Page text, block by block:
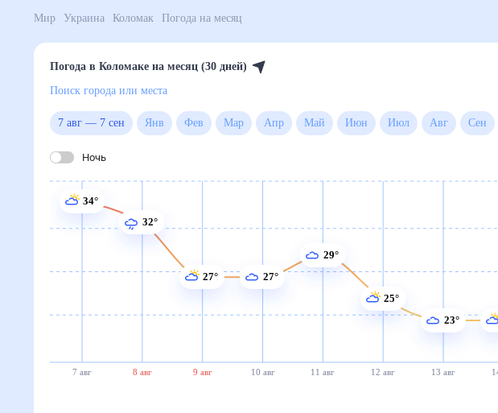
Мир Украина Коломак Погода на месяц
Погода в Коломаке на месяц (30 дней)
Поиск города или места
7 авг—7 сен Янв Фев Мар Апр Май Июн Июл Авг
Ночь
7 авг 8 авг 9 авг 10 авг 11 авг 12 авг 13 авг
34°
32°
27° 27°
29°
25°
23°